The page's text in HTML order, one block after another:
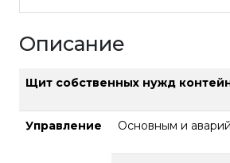
Описание
Щит собственных нужд
Управление Основным и